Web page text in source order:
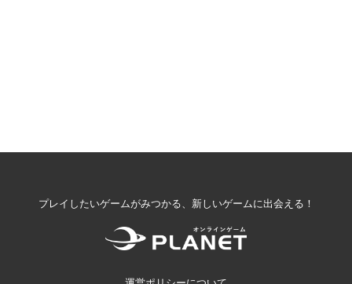
プレイしたいゲームがみつかる、新しいゲームに出会える！